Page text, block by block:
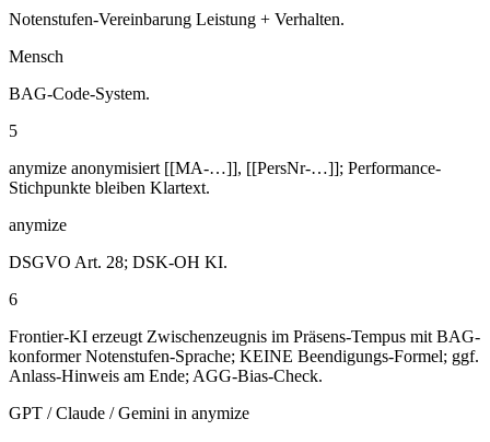
Notenstufen-Vereinbarung Leistung + Verhalten.
Mensch
BAG-Code-System.
5
anymize anonymisiert [[MA-…]], [[PersNr-…]]; Performance-
Stichpunkte bleiben Klartext.
anymize
DSGVO Art. 28; DSK-OH KI.
6
Frontier-KI erzeugt Zwischenzeugnis im Präsens-Tempus mit BAG-
konformer Notenstufen-Sprache; KEINE Beendigungs-Formel; ggf.
Anlass-Hinweis am Ende; AGG-Bias-Check.
GPT / Claude / Gemini in anymize